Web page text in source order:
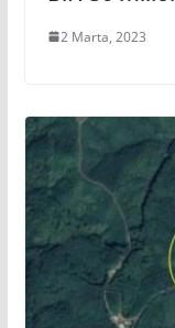
2 Marta, 2023